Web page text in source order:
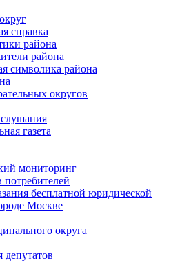
справка
района
района
символика района
округов
газета
мониторинг
бесплатной юридической
Москве
округа